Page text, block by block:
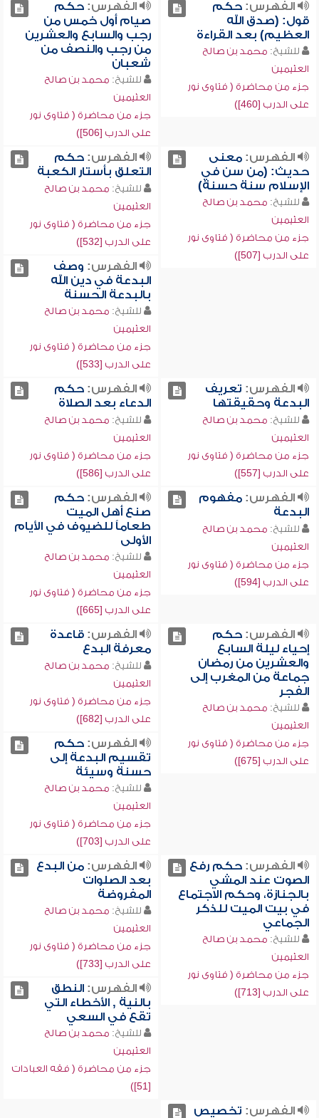
الفهرس:حكم
قول: (صدق الله
العظيم) بعد القراءة
للشيخ: محمد بن صالح
العثيمين
جزء من محاضرة ( فتاوى نور
على الدرب [460])
الفهرس:حكم
صيام أول خمس من
رجب والسابع والعشرين
من رجب والنصف من
شعبان
للشيخ: محمد بن صالح
العثيمين
جزء من محاضرة ( فتاوى نور
على الدرب [506])
الفهرس:معنى
حديث: (من سن في
الإسلام سنة حسنة)
للشيخ: محمد بن صالح
العثيمين
جزء من محاضرة ( فتاوى نور
على الدرب [507])
الفهرس:حكم
التعلق بأستار الكعبة
للشيخ: محمد بن صالح
العثيمين
جزء من محاضرة ( فتاوى نور
على الدرب [532])
الفهرس: وصف
البدعة في دين الله
بالبدعة الحسنة
للشيخ: محمد بن صالح
العثيمين
جزء من محاضرة ( فتاوى نور
على الدرب [533])
الفهرس: تعريف
البدعة وحقيقتها
للشيخ: محمد بن صالح
العثيمين
جزء من محاضرة ( فتاوى نور
على الدرب [557])
الفهرس:حكم
الدعاء بعد الصلاة
للشيخ: محمد بن صالح
العثيمين
جزء من محاضرة ( فتاوى نور
على الدرب [586])
الفهرس:مفهوم
البدعة
للشيخ: محمد بن صالح
العثيمين
جزء من محاضرة ( فتاوى نور
على الدرب [594])
الفهرس:حكم
صنع أهل الميت
طعاماً للضيوف في الأيام
الأولى
للشيخ: محمد بن صالح
العثيمين
جزء من محاضرة ( فتاوى نور
على الدرب [665])
الفهرس:حكم
إحياء ليلة السابع
والعشرين من رمضان
جماعة من المغرب إلى
الفجر
للشيخ: محمد بن صالح
العثيمين
جزء من محاضرة ( فتاوى نور
على الدرب [675])
الفهرس:قاعدة
معرفة البدع
للشيخ: محمد بن صالح
العثيمين
جزء من محاضرة ( فتاوى نور
على الدرب [682])
الفهرس:حكم
تقسيم البدعة إلى
حسنة وسيئة
للشيخ: محمد بن صالح
العثيمين
جزء من محاضرة ( فتاوى نور
على الدرب [703])
الفهرس:حكم رفع
الصوت عند المشي
بالجنازة، وحكم الاجتماع
في بيت الميت للذكر
الجماعي
للشيخ: محمد بن صالح
العثيمين
جزء من محاضرة ( فتاوى نور
على الدرب [713])
الفهرس:من البدع
بعد الصلوات
المفروضة
للشيخ: محمد بن صالح
العثيمين
جزء من محاضرة ( فتاوى نور
على الدرب [733])
الفهرس:النطق
بالنية , الأخطاء التي
تقع في السعي
للشيخ: محمد بن صالح
العثيمين
جزء من محاضرة ( فقه العبادات
[51])
الفهرس: تخصيص